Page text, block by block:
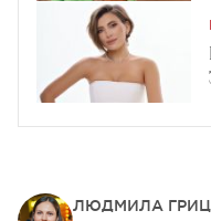
ЛЮДМИЛА